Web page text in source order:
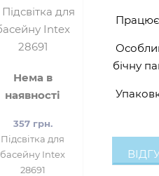
Нема в
наявності
357 грн.
Підсвітка для
басейну Intex
28691
Працює
бічну